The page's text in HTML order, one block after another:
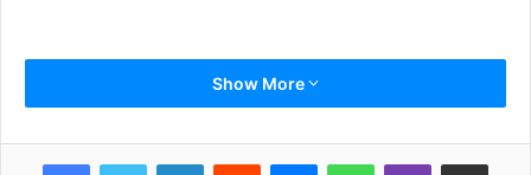
Show More
LinkedInReddit MessengerWhatsAppViber Share via Email